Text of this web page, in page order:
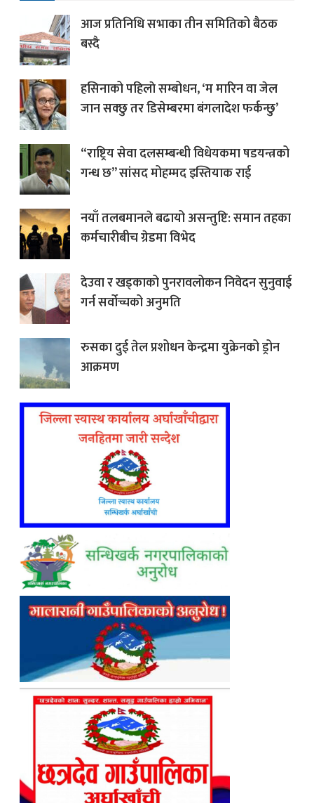
आज प्रतिनिधि सभाका तीन समितिको बैठक
बस्दै
हसिनाको पहिलाे सम्बोधन, ‘म मारिन वा जेल
जान सक्छु तर डिसेम्बरमा बंगलादेश फर्कन्छु’
“राष्ट्रिय सेवा दलसम्बन्धी विधेयकमा षडयन्त्रको
गन्ध छ” सांसद मोहम्मद इस्तियाक राई
नयाँ तलबमानले बढायो असन्तुष्टि: समान तहका
कर्मचारीबीच ग्रेडमा विभेद
देउवा र खड्काको पुनरावलोकन निवेदन सुनुवाई
गर्न सर्वोच्चको अनुमति
रुसका दुई तेल प्रशोधन केन्द्रमा युक्रेनको ड्रोन
आक्रमण